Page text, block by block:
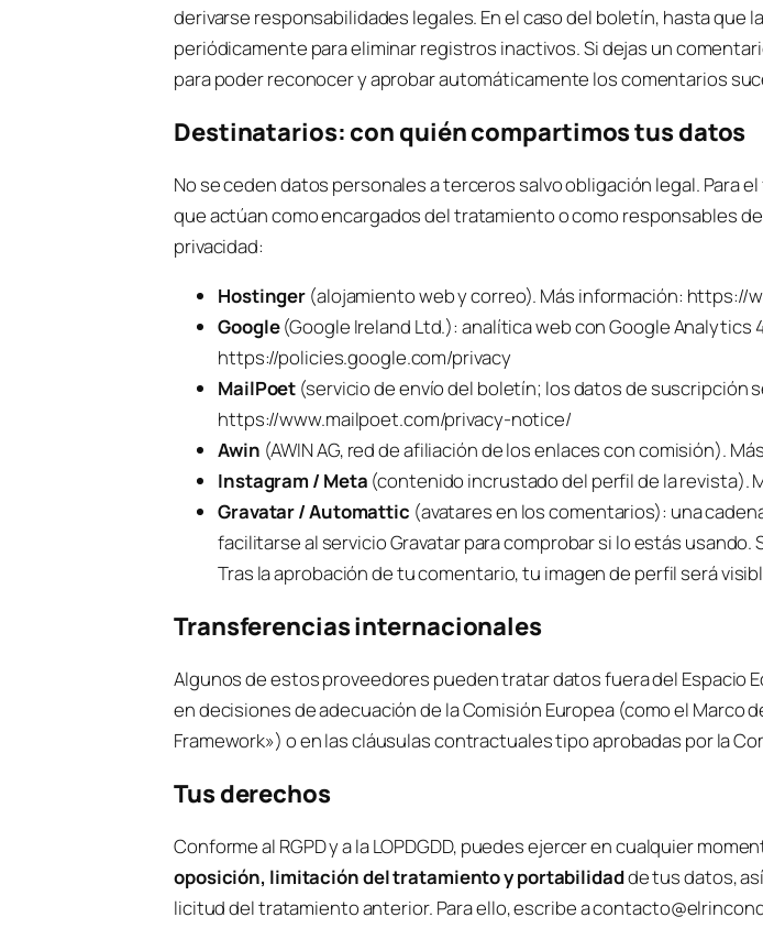
derivarse responsabilidades legales. En el caso del boletín, hasta que
periódicamente para eliminar registros inactivos. Si dejas un
para poder reconocer y aprobar automáticamente los comentarios
Destinatarios: con quién compartimos tus datos
No se ceden datos personales a terceros salvo obligación legal. Para
que actúan como encargados del tratamiento o como responsables
privacidad:
Hostinger (alojamiento web y correo). Más información:
Google(Google Ireland Ltd.): analítica web con Google Analytics
https://policies.google.com/privacy
MailPoet (servicio de envío del boletín; los datos de suscripción
https://www.mailpoet.com/privacy-notice/
Awin (AWIN AG, red de afiliación de los enlaces con comisión).
Instagram / Meta (contenido incrustado del perfil de la
Gravatar / Automattic (avatares en los comentarios): una
facilitarse al servicio Gravatar para comprobar si lo estás
Tras la aprobación de tu comentario, tu imagen de perfil será
Transferencias internacionales
Algunos de estos proveedores pueden tratar datos fuera del Espacio
en decisiones de adecuación de la Comisión Europea (como el Marco
Framework») o en las cláusulas contractuales tipo aprobadas por la
Tus derechos
Conforme al RGPD y a la LOPDGDD, puedes ejercer en cualquier
oposición, limitación del tratamiento y portabilidadde tus datos,
licitud del tratamiento anterior. Para ello, escribe a